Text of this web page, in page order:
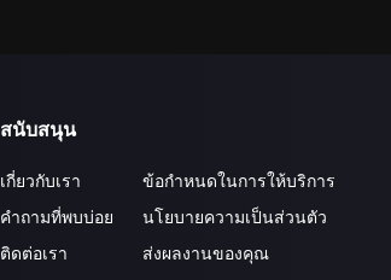
สนับสนุน
เกี่ยวกับเรา
คำถามที่พบบ่อย
ติดต่อเรา
ข้อกำหนดในการให้บริการ
นโยบายความเป็นส่วนตัว
ส่งผลงานของคุณ